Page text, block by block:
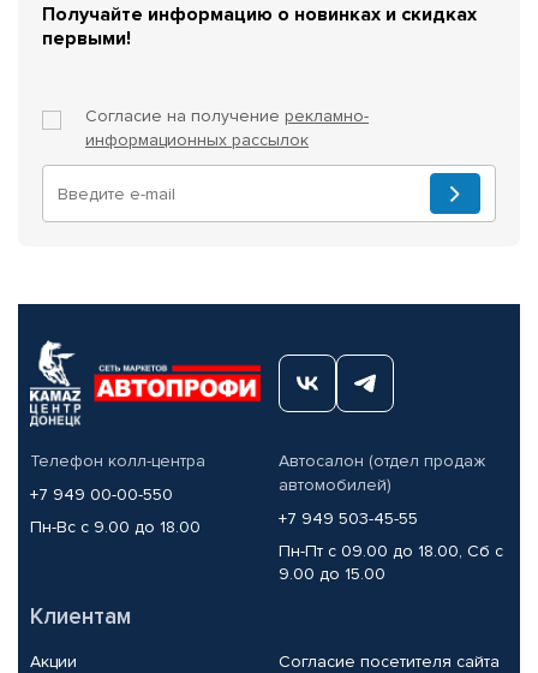
Получайте информацию о новинках и скидках
первыми!
Согласие на получение рекламно-
информационных рассылок
Телефон колл-центра
+7 949 00-00-550
Пн-Вс с 9.00 до 18.00
Автосалон (отдел продаж
автомобилей)
+7 949 503-45-55
Пн-Пт с 09.00 до 18.00, Сб с
9.00 до 15.00
Клиентам
Акции
Согласие посетителя сайта